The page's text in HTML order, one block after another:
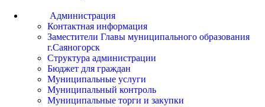
Администрация
Контактная информация
Заместители Главы муниципального образования
г.Саяногорск
Структура администрации
Бюджет для граждан
Муниципальные услуги
Муниципальный контроль
Муниципальные торги и закупки